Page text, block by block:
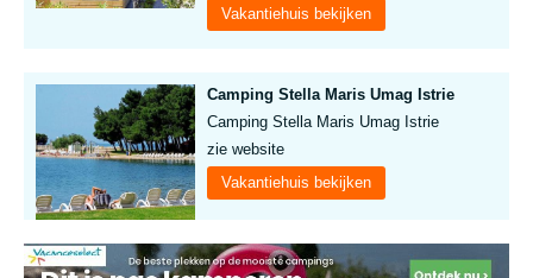
Vakantiehuis bekijken
Camping Stella Maris Umag Istrie
Camping Stella Maris Umag Istrie
zie website
Vakantiehuis bekijken